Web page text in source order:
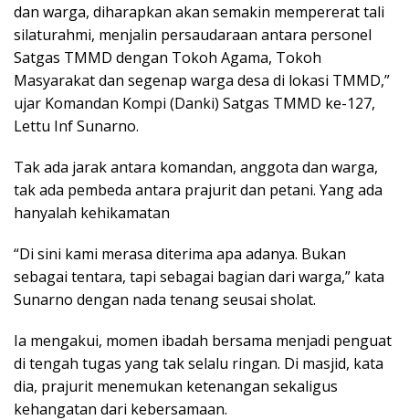
dan warga, diharapkan akan semakin mempererat tali
silaturahmi, menjalin persaudaraan antara personel
Satgas TMMD dengan Tokoh Agama, Tokoh
Masyarakat dan segenap warga desa di lokasi TMMD,”
ujar Komandan Kompi (Danki) Satgas TMMD ke-127,
Lettu Inf Sunarno.
Tak ada jarak antara komandan, anggota dan warga,
tak ada pembeda antara prajurit dan petani. Yang ada
hanyalah kehikamatan
“Di sini kami merasa diterima apa adanya. Bukan
sebagai tentara, tapi sebagai bagian dari warga,” kata
Sunarno dengan nada tenang seusai sholat.
Ia mengakui, momen ibadah bersama menjadi penguat
di tengah tugas yang tak selalu ringan. Di masjid, kata
dia, prajurit menemukan ketenangan sekaligus
kehangatan dari kebersamaan.